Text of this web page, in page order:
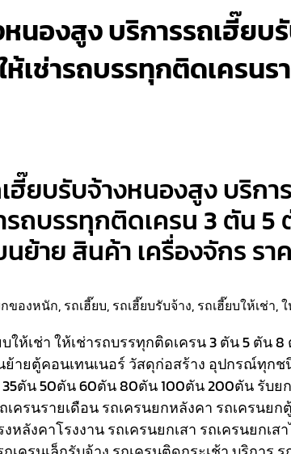
นองสูง บริการรถเฮี๊ยบ
ห้เช่ารถบรรทุกติดเครนร
ฮี๊ยบรับจ้างหนองสูง บริกา
ารถบรรทุกติดเครน 3 ตัน
ย้าย สินค้า เครื่องจักร รา
ของหนัก, รถเฮี๊ยบ, รถเฮี๊ยบรับจ้าง, รถเฮี๊ยบให้เช่า,
ให้เช่า ให้เช่ารถบรรทุกติดเครน 3 ตัน 5 ตัน
ย้ายตู้คอนเทนเนอร์ วัสดุก่อสร้าง อุปกรณ์ทุกช
ตัน 50ตัน 60ตัน 80ตัน 100ตัน 200ตัน รับ
เครนรายเดือน รถเครนยกหลังคา รถเครนย
หลังคาโรงงาน รถเครนยกเสา รถเครนยกเ